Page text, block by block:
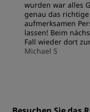
wurden war alles
genau das
aufmerksamen
lassen! Beim
Fall wieder dort
Michael S